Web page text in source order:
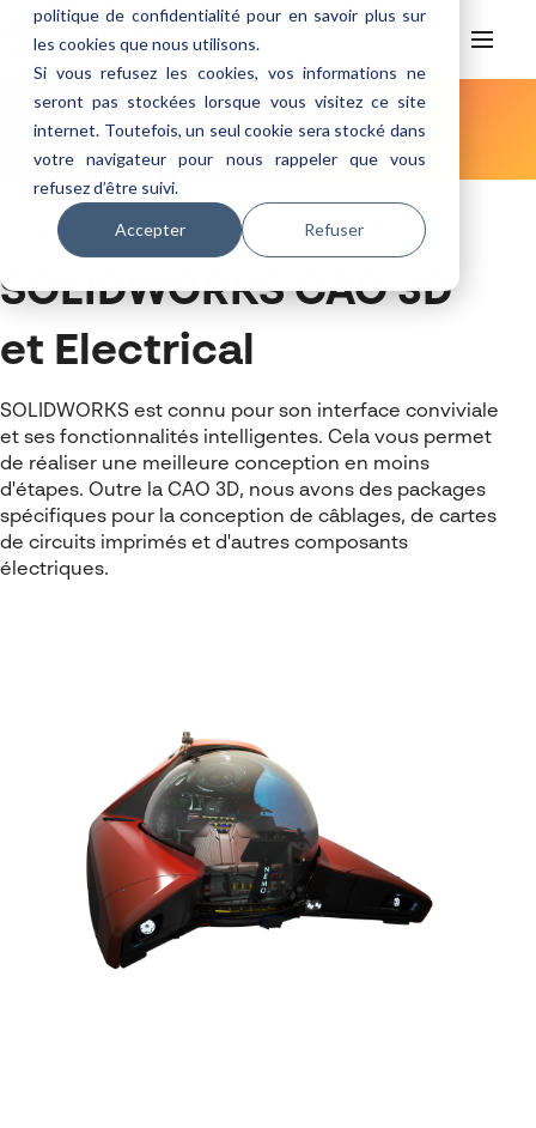
politique de confidentialité pour en savoir plus sur
les cookies que nous utilisons.
Si vous refusez les cookies, vos informations ne
seront pas stockées lorsque vous visitez ce site
internet. Toutefois, un seul cookie sera stocké dans
votre navigateur pour nous rappeler que vous
refusez d’être suivi.
Accepter Refuser
Conception
SOLIDWORKS
DraftSight
Fabrication
DELMIA
DELMIA Plant Design
SOLIDWORKS PDM
Simulation
SOLIDWORKS Simulation
Visiativ Service Clients
CATIA Composer
SOLIDWORKS Composer
Services
Consultance
Contrat de Maintenance SOLIDWORKS
Découvrir Visiativ
Contact
Produits
Solidworks
L'expérience de conception intuitive
SOLIDWORKS CAO 3D
et Electrical
SOLIDWORKS est connu pour son interface conviviale
et ses fonctionnalités intelligentes. Cela vous permet
de réaliser une meilleure conception en moins
d'étapes. Outre la CAO 3D, nous avons des packages
spécifiques pour la conception de câblages, de cartes
de circuits imprimés et d'autres composants
électriques.